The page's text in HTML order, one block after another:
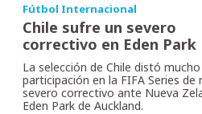
Fútbol Internacional
Chile sufre un severo
correctivo en Eden Park
La selección de Chile distó
participación en la FIFA Series
severo correctivo ante Nueva
Eden Park de Auckland.